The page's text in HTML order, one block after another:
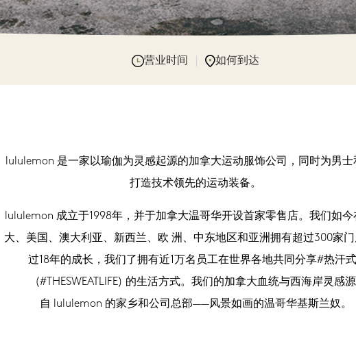
营业时间 如何到达
lululemon 是一家以瑜伽为灵感起源的加拿大运动服饰公司，同时为男士
打造技术领先的运动装备。
lululemon 成立于1998年，并于加拿大温哥华开设首家零售店。我们如今
大、美国、澳大利亚、新西兰、欧 洲、中东地区和亚洲拥有超过300家
过18年的成长，我们了拥有近1万名员工在世界各地共同分享#热汗
(#THESWEATLIFE) 的生活方式。我们的加拿大血统与西海岸灵感源
自 lululemon 的家乡和公司总部——风景如画的温哥华基斯兰奴。